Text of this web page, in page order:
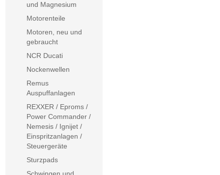
und Magnesium
Motorenteile
Motoren, neu und
gebraucht
NCR Ducati
Nockenwellen
Remus
Auspuffanlagen
REXXER / Eproms /
Power Commander /
Nemesis / Ignijet /
Einspritzanlagen /
Steuergeräte
Sturzpads